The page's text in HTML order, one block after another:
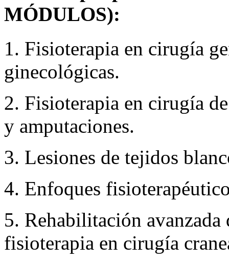
MÓDULOS):
1. Fisioterapia en cirugía
ginecológicas.
2. Fisioterapia en cirugía
y amputaciones.
3. Lesiones de tejidos
4. Enfoques
5. Rehabilitación avanzada
fisioterapia en cirugía